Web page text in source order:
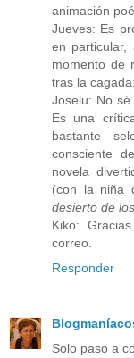
animación
Jueves: Es
en
momento de
tras la
Joselu: No
Es una
bastante
consciente
novela
(con la niña
desierto de
Kiko:
correo.
Responder
Solo paso a